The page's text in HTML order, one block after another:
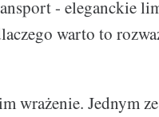
- eleganckie
warto to
wrażenie. Jednym